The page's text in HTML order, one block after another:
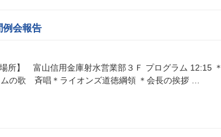
例会報告
】 富山信用金庫射水営業部３Ｆ プログラム 12:15 ＊
の歌 斉唱＊ライオンズ道徳綱領 ＊会長の挨拶 …